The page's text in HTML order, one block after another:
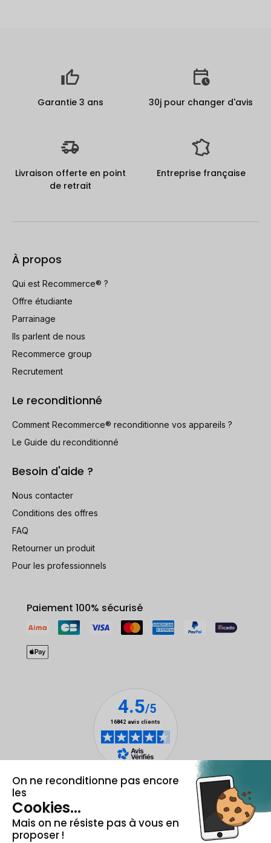
Garantie 3 ans 30j pour changer d'avis
Livraison offerte en point
de retrait
Entreprise française
À propos
Qui est Recommerce® ?
Offre étudiante
Parrainage
Ils parlent de nous
Recommerce group
Recrutement
Le reconditionné
Comment Recommerce® reconditionne vos appareils ?
Le Guide du reconditionné
Besoin d'aide ?
Nous contacter
Conditions des offres
FAQ
Retourner un produit
Pour les professionnels
Paiement 100% sécurisé